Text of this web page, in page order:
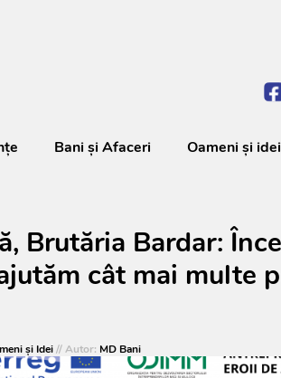
Bani și Afaceri Oameni şi idei
Brutăria Bardar:
cât mai multe
şi Idei// Autor: MD Bani